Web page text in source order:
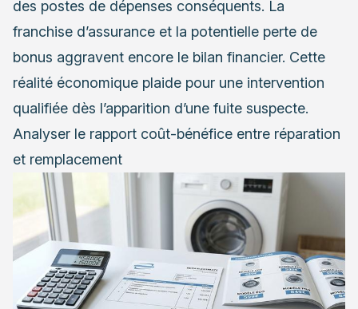
des postes de dépenses conséquents. La
franchise d’assurance et la potentielle perte de
bonus aggravent encore le bilan financier. Cette
réalité économique plaide pour une intervention
qualifiée dès l’apparition d’une fuite suspecte.
Analyser le rapport coût-bénéfice entre réparation
et remplacement